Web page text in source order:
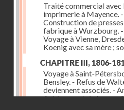
Traité commercial avec
imprimerie à Mayence.
Construction de
fabrique à Wurzbourg.
Voyage à Vienne,
Koenig avec sa mère ;
CHAPITRE III, 1806-
Voyage à Saint-
Bensley. - Refus de
deviennent associés. -
Achèvement de la